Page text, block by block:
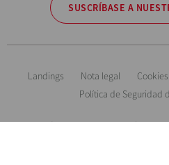
SUSCRÍBASE A
Landings Nota legal Cookies
Política de Seguridad
Información orientativa.